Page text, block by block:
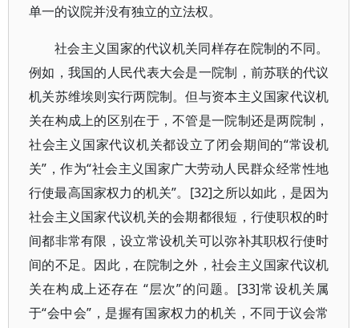
单一的议院并没有独立的立法权。
社会主义国家的代议机关同样存在院制的不同。
例如，我国的人民代表大会是一院制，前苏联的代议
机关苏维埃则实行两院制。但与资本主义国家代议机
关在构成上的区别在于，不管是一院制还是两院制，
社会主义国家代议机关都设立了闭会期间的“常设机
关”，作为“社会主义国家广大劳动人民群众经常性地
行使最高国家权力的机关”。[32]之所以如此，是因为
社会主义国家代议机关的会期都很短，行使职权的时
间都非常有限，设立常设机关可以弥补其职权行使时
间的不足。因此，在院制之外，社会主义国家代议机
关在构成上还存在 “层次”的问题。[33]常设机关属
于“会中会”，是握有国家权力的机关，不同于议会常